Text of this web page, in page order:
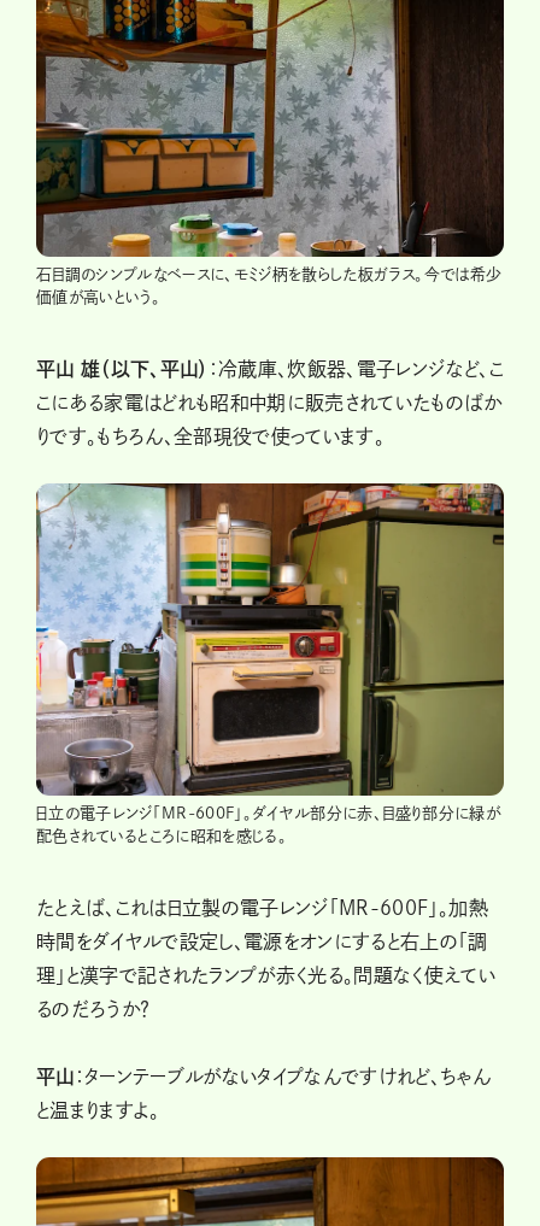
石目調のシンプルなベースに、モミジ柄を散らした板ガラス。今では希少
価値が高いという。
平山 雄（以下、平山） ：冷蔵庫、炊飯器、電子レンジなど、こ
こにある家電はどれも昭和中期に販売されていたものばか
りです。もちろん、全部現役で使っています。
日立の電子レンジ「MR-600F」。ダイヤル部分に赤、目盛り部分に緑が
配色されているところに昭和を感じる。
たとえば、これは日立製の電子レンジ「MR-600F」。加熱
時間をダイヤルで設定し、電源をオンにすると右上の「調
理」と漢字で記されたランプが赤く光る。問題なく使えてい
るのだろうか？
平山 ：ターンテーブルがないタイプなんですけれど、ちゃん
と温まりますよ。